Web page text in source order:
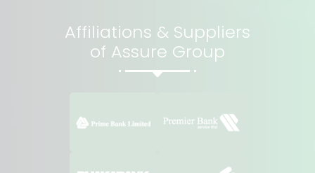
Affiliations & Suppliers
of Assure Group